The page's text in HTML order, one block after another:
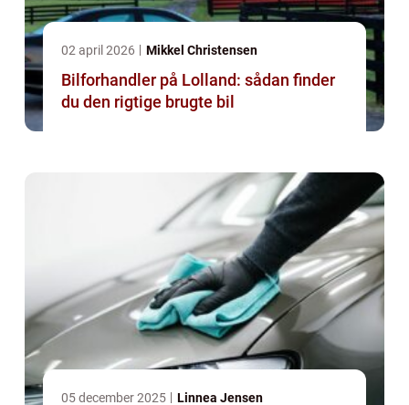
02 april 2026 Mikkel Christensen
Bilforhandler på Lolland: sådan finder
du den rigtige brugte bil
05 december 2025 Linnea Jensen